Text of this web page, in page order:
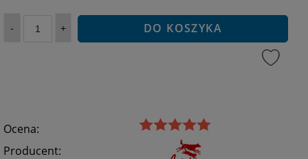
- + DO KOSZYKA
Ocena:
Producent: